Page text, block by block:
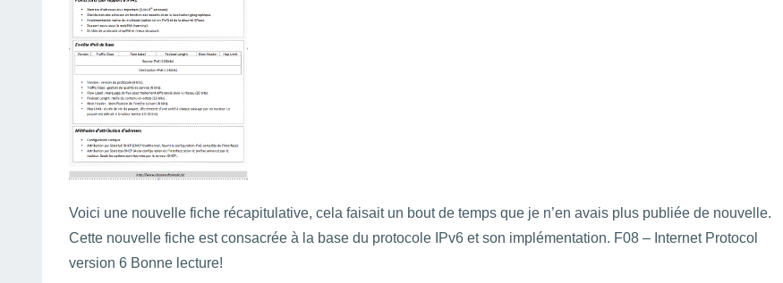
Voici une nouvelle fiche récapitulative, cela faisait un bout de temps que je n’en avais plus publiée de nouvelle.
Cette nouvelle fiche est consacrée à la base du protocole IPv6 et son implémentation. F08 – Internet Protocol
version 6 Bonne lecture!